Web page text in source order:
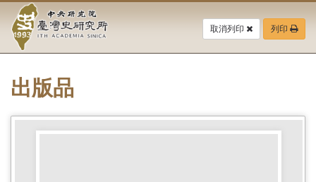
要
中
央
研
究
院-
取消列印 列印
出版品